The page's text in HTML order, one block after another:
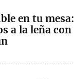
en tu mesa:
a la leña con